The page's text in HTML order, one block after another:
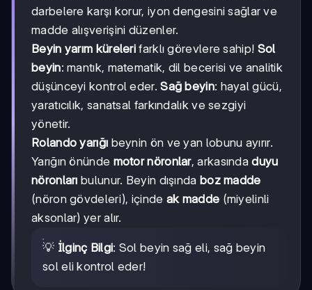
darbelere karşı korur, iyon dengesini sağlar ve
madde alışverişini düzenler.
Beyin yarım küreleri farklı görevlere sahip! Sol
beyin: mantık, matematik, dil becerisi ve analitik
düşünceyi kontrol eder.Sağ beyin: hayal gücü,
yaratıcılık, sanatsal farkındalık ve sezgiyi
yönetir.
Rolando yarığı beynin ön ve yan lobunu ayırır.
Yarığın önünde motor nöronlar, arkasındaduyu
nöronları bulunur. Beyin dışında boz madde
(nöron gövdeleri), içinde ak madde (miyelinli
aksonlar) yer alır.
💡 İlginç Bilgi: Sol beyin sağ eli, sağ beyin
sol eli kontrol eder!